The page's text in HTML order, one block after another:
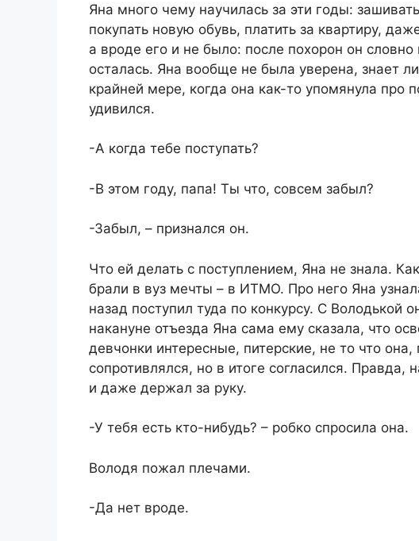
Яна много чему научилась за эти годы:
покупать новую обувь, платить за квартиру,
а вроде его и не было: после похорон он
осталась. Яна вообще не была уверена, знает
крайней мере, когда она как-то упомянула про
удивился.
-А когда тебе поступать?
-В этом году, папа! Ты что, совсем забыл?
-Забыл, – признался он.
Что ей делать с поступлением, Яна не знала.
брали в вуз мечты – в ИТМО. Про него Яна
назад поступил туда по конкурсу. С Володькой
накануне отъезда Яна сама ему сказала, что
девчонки интересные, питерские, не то что
сопротивлялся, но в итоге согласился. Правда,
и даже держал за руку.
-У тебя есть кто-нибудь? – робко спросила она.
Володя пожал плечами.
-Да нет вроде.